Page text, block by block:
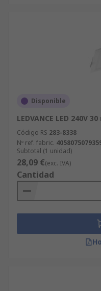
Disponible
LEDVANCE LED 240V
Código RS 283-8338
Nº ref. fabric.
Subtotal (1 unidad)
28,09 €(exc. IVA)
Cantidad